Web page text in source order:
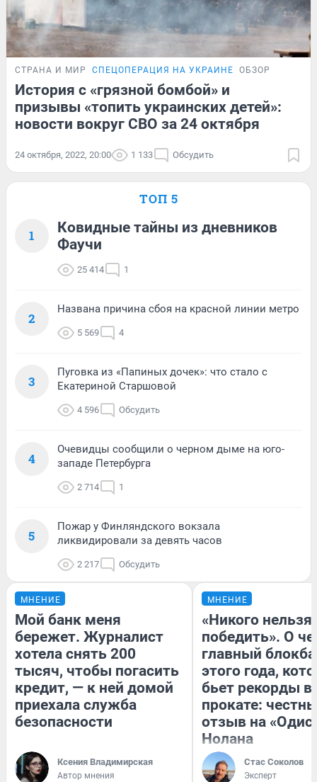
СТРАНА И МИР СПЕЦОПЕРАЦИЯ НА УКРАИНЕ ОБЗОР
История с «грязной бомбой» и
призывы «топить украинских детей»:
новости вокруг СВО за 24 октября
24 октября, 2022, 20:00 1 133 Обсудить
ТОП 5
1
Ковидные тайны из дневников
Фаучи
25 414 1
2
Названа причина сбоя на красной линии метро
5 569 4
3
Пуговка из «Папиных дочек»: что стало с
Екатериной Старшовой
4 596 Обсудить
4
Очевидцы сообщили о черном дыме на юго-
западе Петербурга
2 714 1
5
Пожар у Финляндского вокзала
ликвидировали за девять часов
2 217 Обсудить
МНЕНИЕ
Мой банк меня
бережет. Журналист
хотела снять 200
тысяч, чтобы погасить
кредит, — к ней домой
приехала служба
безопасности
Ксения Владимирская
Автор мнения
МНЕНИЕ
«Никого нельзя
победить». О
главный
этого года,
бьет рекорды в
прокате:
отзыв на
Нолана
Стас Соколов
Эксперт